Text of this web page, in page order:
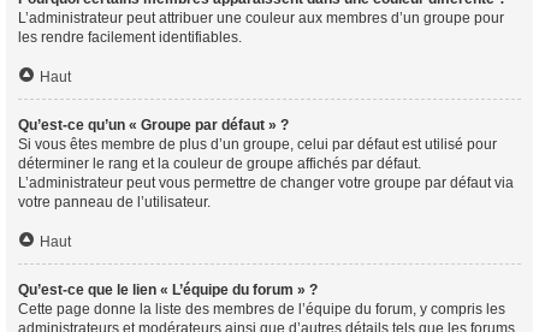
L’administrateur peut attribuer une couleur aux membres d’un groupe pour
les rendre facilement identifiables.
Haut
Qu’est-ce qu’un « Groupe par défaut » ?
Si vous êtes membre de plus d’un groupe, celui par défaut est utilisé pour
déterminer le rang et la couleur de groupe affichés par défaut.
L’administrateur peut vous permettre de changer votre groupe par défaut via
votre panneau de l’utilisateur.
Haut
Qu’est-ce que le lien « L’équipe du forum » ?
Cette page donne la liste des membres de l’équipe du forum, y compris les
administrateurs et modérateurs ainsi que d’autres détails tels que les forums